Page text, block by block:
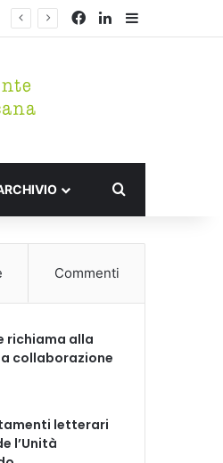
Facebook
LinkedIn
Commenti
richiama alla
collaborazione
letterari
l’Unità